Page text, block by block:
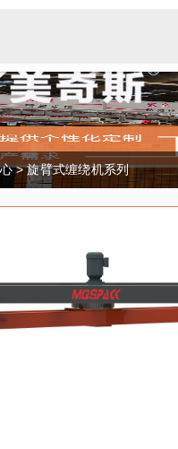
>旋臂式缠绕机系列